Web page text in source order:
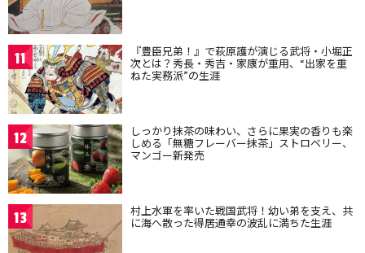
11 『豊臣兄弟！』で萩原護が演じる武将・小堀正
次とは？秀長・秀吉・家康が重用、“出家を重
ねた実務派”の生涯
12 しっかり抹茶の味わい、さらに果実の香りも楽
しめる「無糖フレーバー抹茶」ストロベリー、
マンゴー新発売
13 村上水軍を率いた戦国武将！幼い弟を支え、共
に海へ散った得居通幸の波乱に満ちた生涯